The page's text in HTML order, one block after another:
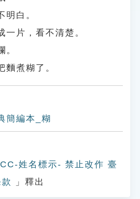
明白。
一片，看不清楚。
。
麵煮糊了。
簡編本_糊
姓名標示- 禁止改作 臺
」釋出